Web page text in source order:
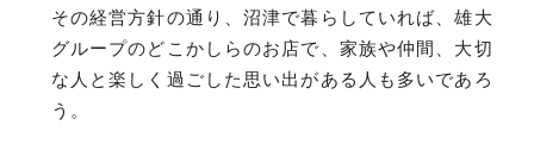
その経営方針の通り、沼津で暮らしていれば、雄大
グループのどこかしらのお店で、家族や仲間、大切
な人と楽しく過ごした思い出がある人も多いであろ
う。